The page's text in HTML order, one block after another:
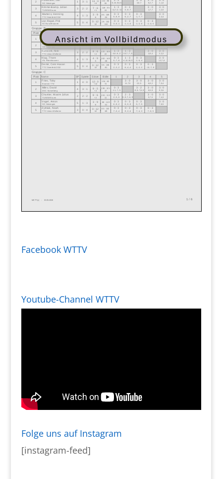
Ansicht im Vollbildmodus
Facebook WTTV
Youtube-Channel WTTV
Folge uns auf Instagram
[instagram-feed]